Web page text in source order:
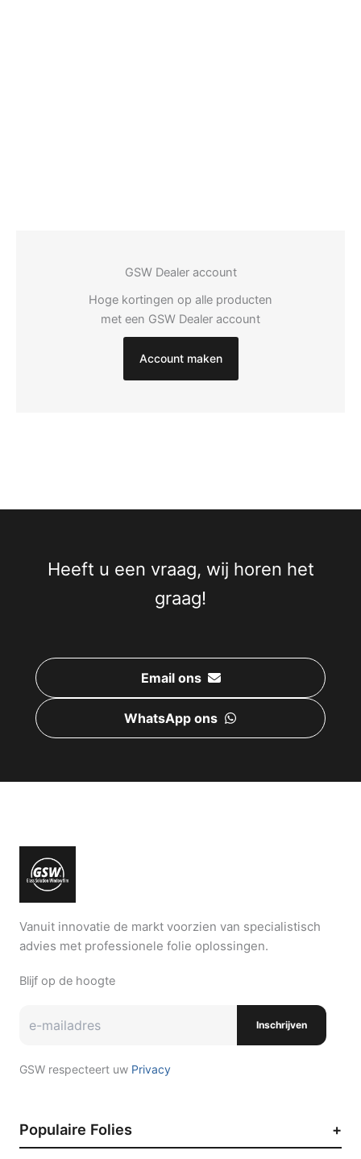
GSW Dealer account
Hoge kortingen op alle producten
met een GSW Dealer account
Account maken
Heeft u een vraag, wij horen het
graag!
Email ons
WhatsApp ons
Vanuit innovatie de markt voorzien van specialistisch
advies met professionele folie oplossingen.
Blijf op de hoogte
Inschrijven
GSW respecteert uw Privacy
Populaire Folies